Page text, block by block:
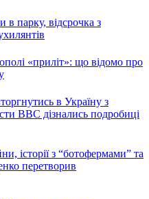
в парку, відсрочка з
«приліт»: що відомо про
в Україну з
ВВС дізнались подробиці
історії з “ботофермами” та
перетворив